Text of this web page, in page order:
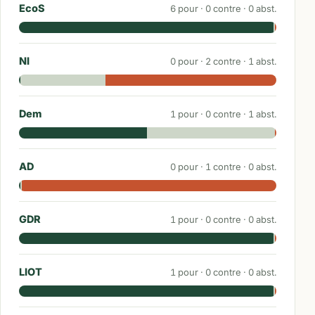
EcoS 6 pour · 0contre · 0abst.
NI 0 pour · 2 contre · 1 abst.
Dem 1 pour · 0contre · 1 abst.
AD 0 pour · 1 contre · 0abst.
GDR 1 pour · 0contre · 0abst.
LIOT 1 pour · 0contre · 0abst.